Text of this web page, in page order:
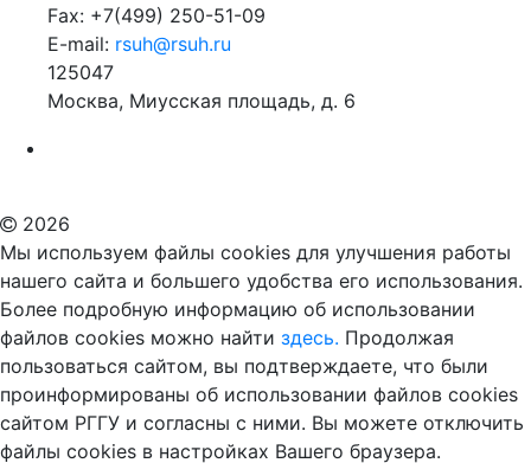
Fax: +7(499) 250-51-09
E-mail: rsuh@rsuh.ru
125047
Москва, Миусская площадь, д. 6
2026
Мы используем файлы cookies для улучшения работы
нашего сайта и большего удобства его использования.
Более подробную информацию об использовании
файлов cookies можно найти здесь. Продолжая
пользоваться сайтом, вы подтверждаете, что были
проинформированы об использовании файлов cookies
сайтом РГГУ и согласны с ними. Вы можете отключить
файлы cookies в настройках Вашего браузера.